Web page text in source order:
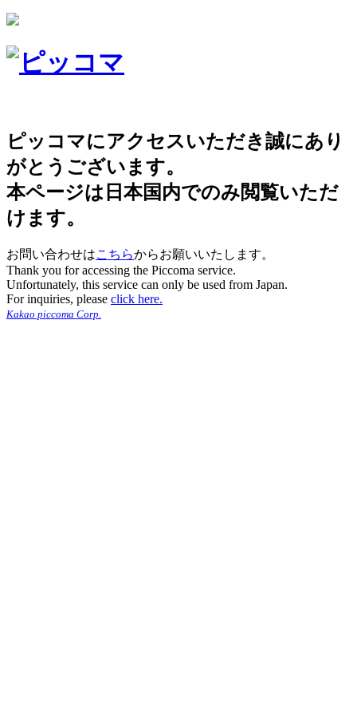
ピッコマにアクセスいただき誠にあり
がとうございます。
本ページは日本国内でのみ閲覧いただ
けます。
お問い合わせはこちらからお願いいたします。
Thank you for accessing the Piccoma service.
Unfortunately, this service can only be used from Japan.
For inquiries, please click here.
Kakao piccoma Corp.